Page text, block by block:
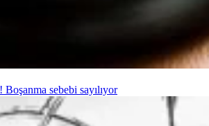
Boşanma sebebi sayılıyor